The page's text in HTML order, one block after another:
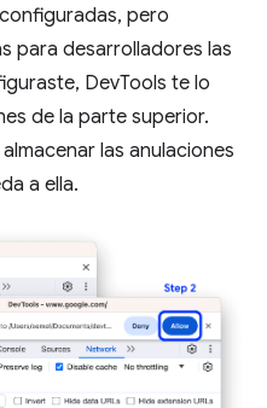
pero
para desarrolladores las
DevTools te lo
de la parte superior.
las anulaciones
a ella.